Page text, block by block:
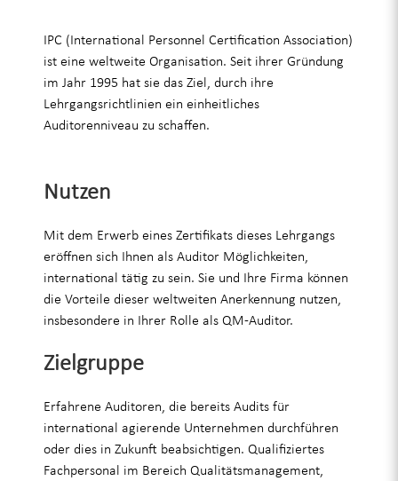
IPC (International Personnel Certification Association)
ist eine weltweite Organisation. Seit ihrer Gründung
im Jahr 1995 hat sie das Ziel, durch ihre
Lehrgangsrichtlinien ein einheitliches
Auditorenniveau zu schaffen.
Nutzen
Mit dem Erwerb eines Zertifikats dieses Lehrgangs
eröffnen sich Ihnen als Auditor Möglichkeiten,
international tätig zu sein. Sie und Ihre Firma können
die Vorteile dieser weltweiten Anerkennung nutzen,
insbesondere in Ihrer Rolle als QM-Auditor.
Zielgruppe
Erfahrene Auditoren, die bereits Audits für
international agierende Unternehmen durchführen
oder dies in Zukunft beabsichtigen. Qualifiziertes
Fachpersonal im Bereich Qualitätsmanagement,